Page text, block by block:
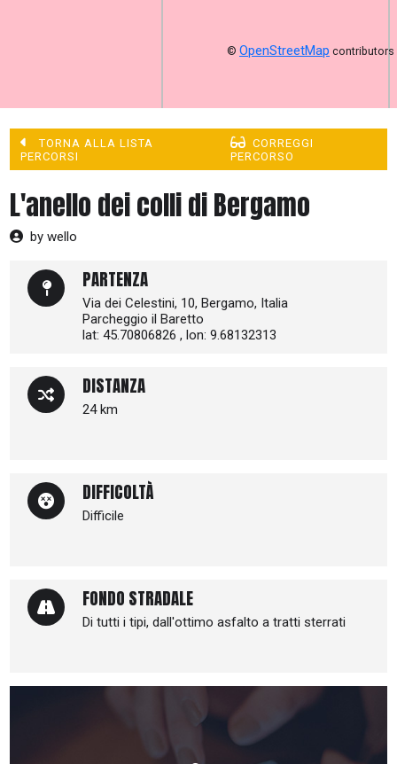
© OpenStreetMap contributors
TORNA ALLA LISTA
PERCORSI
CORREGGI
PERCORSO
L'anello dei colli di Bergamo
by wello
PARTENZA
Via dei Celestini, 10, Bergamo, Italia
Parcheggio il Baretto
lat: 45.70806826 , lon: 9.68132313
DISTANZA
24 km
DIFFICOLTÀ
Difficile
FONDO STRADALE
Di tutti i tipi, dall'ottimo asfalto a tratti sterrati